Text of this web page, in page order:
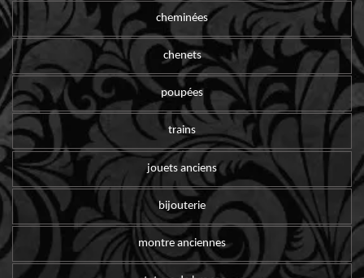
cheminées
chenets
poupées
trains
jouets anciens
bijouterie
montre anciennes